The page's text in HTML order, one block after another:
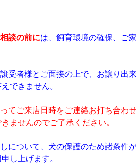
談の前には、飼育環境の確保、ご
受者様とご面接の上で、お譲り出
できません。
てご来店日時をご連絡お打ち合わ
ませんのでご了承ください。
について、犬の保護のため諸条件
し上げます。